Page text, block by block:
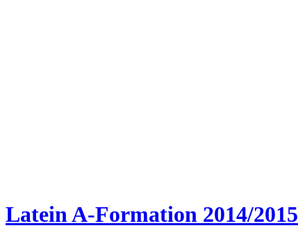
Latein A-Formation 2014/2015